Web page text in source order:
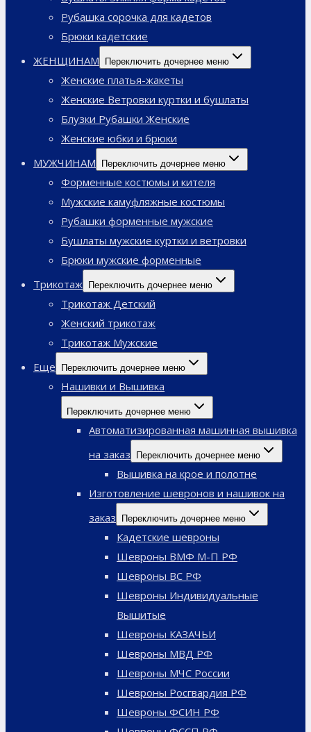
Рубашка сорочка для кадетов
Брюки кадетские
ЖЕНЩИНАМ
Переключить дочернее меню
Женские платья-жакеты
Женские Ветровки куртки и бушлаты
Блузки Рубашки Женские
Женские юбки и брюки
МУЖЧИНАМ
Переключить дочернее меню
Форменные костюмы и кителя
Мужские камуфляжные костюмы
Рубашки форменные мужские
Бушлаты мужские куртки и ветровки
Брюки мужские форменные
Трикотаж Переключить дочернее меню
Трикотаж Детский
Женский трикотаж
Трикотаж Мужские
Еще
Переключить дочернее меню
Нашивки и Вышивка
Переключить дочернее меню
Автоматизированная машинная вышивка
на заказ
Переключить дочернее меню
Вышивка на крое и полотне
Изготовление шевронов и нашивок на
заказ
Переключить дочернее меню
Кадетские шевроны
Шевроны ВМФ М-П РФ
Шевроны ВС РФ
Шевроны Индивидуальные
Вышитые
Шевроны КАЗАЧЬИ
Шевроны МВД РФ
Шевроны МЧС России
Шевроны Росгвардия РФ
Шевроны ФСИН РФ